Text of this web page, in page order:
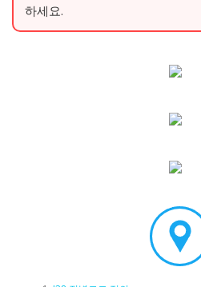
하세요.